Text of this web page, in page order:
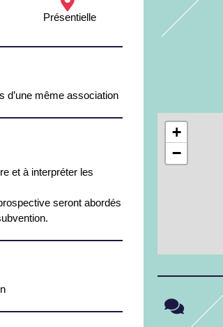
Présentielle
d’une même association
et à interpréter les
seront abordés
+
−